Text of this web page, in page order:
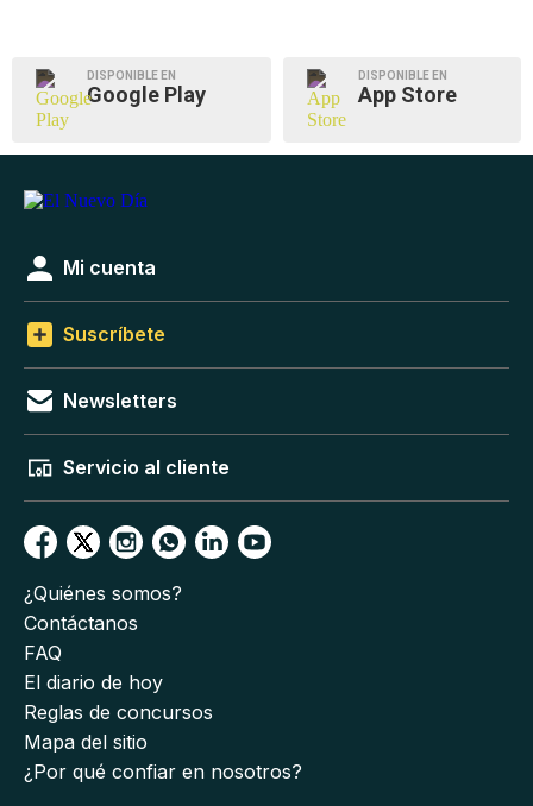
DISPONIBLE EN
Google Play
DISPONIBLE EN
App Store
Mi cuenta
Suscríbete
Newsletters
Servicio al cliente
¿Quiénes somos?
Contáctanos
FAQ
El diario de hoy
Reglas de concursos
Mapa del sitio
¿Por qué confiar en nosotros?